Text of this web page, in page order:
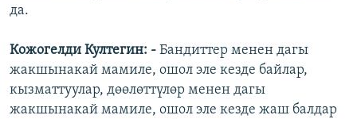
да.
Кожогелди Култегин: - Бандиттер менен дагы
жакшынакай мамиле, ошол эле кезде байлар,
кызматтуулар, дөөлөттүлөр менен дагы
жакшынакай мамиле, ошол эле кезде жаш балдар